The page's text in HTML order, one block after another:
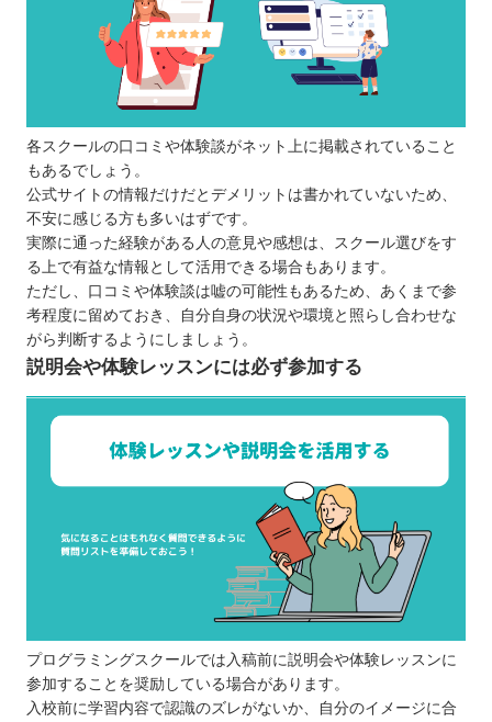
各スクールの口コミや体験談がネット上に掲載されていること
もあるでしょう。
公式サイトの情報だけだとデメリットは書かれていないため、
不安に感じる方も多いはずです。
実際に通った経験がある人の意見や感想は、スクール選びをす
る上で有益な情報として活用できる場合もあります。
ただし、口コミや体験談は嘘の可能性もあるため、あくまで参
考程度に留めておき、自分自身の状況や環境と照らし合わせな
がら判断するようにしましょう。
説明会や体験レッスンには必ず参加する
プログラミングスクールでは入稿前に説明会や体験レッスンに
参加することを奨励している場合があります。
入校前に学習内容で認識のズレがないか、自分のイメージに合